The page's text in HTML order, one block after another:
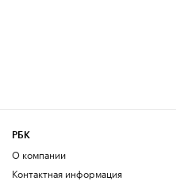
РБК
О компании
Контактная информация